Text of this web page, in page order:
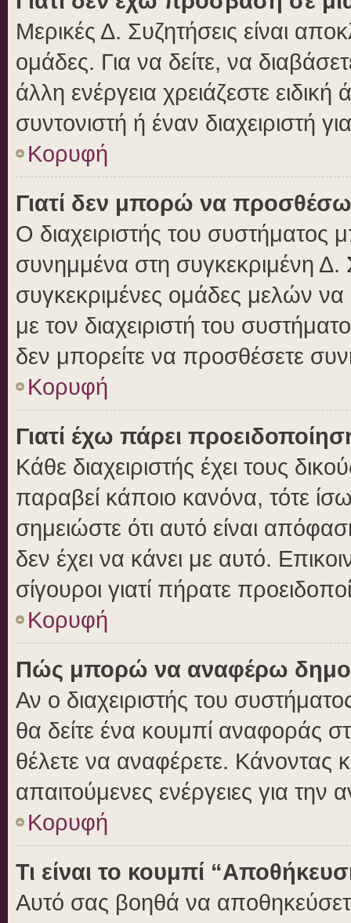
Μερικές Δ. Συζητήσεις είναι
ομάδες. Για να δείτε, να
άλλη ενέργεια χρειάζεστε
συντονιστή ή έναν διαχειριστή
Κορυφή
Γιατί δεν μπορώ να
Ο διαχειριστής του συστήματος
συνημμένα στη συγκεκριμένη
συγκεκριμένες ομάδες μελών
με τον διαχειριστή του
δεν μπορείτε να προσθέσετε
Κορυφή
Γιατί έχω πάρει
Κάθε διαχειριστής έχει τους
παραβεί κάποιο κανόνα, τότε
σημειώστε ότι αυτό είναι
δεν έχει να κάνει με αυτό.
σίγουροι γιατί πήρατε
Κορυφή
Πώς μπορώ να αναφέρω
Αν ο διαχειριστής του
θα δείτε ένα κουμπί αναφοράς
θέλετε να αναφέρετε. Κάνοντας
απαιτούμενες ενέργειες για την
Κορυφή
Τι είναι το κουμπί
Αυτό σας βοηθά να